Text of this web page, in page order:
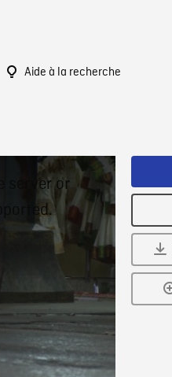
Aide à la recherche
server or